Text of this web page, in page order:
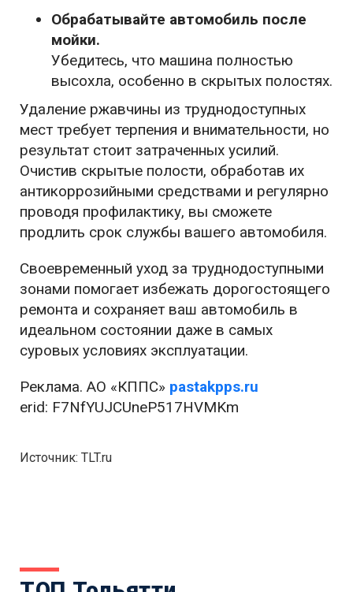
Обрабатывайте автомобиль после
мойки.
Убедитесь, что машина полностью
высохла, особенно в скрытых полостях.
Удаление ржавчины из труднодоступных
мест требует терпения и внимательности, но
результат стоит затраченных усилий.
Очистив скрытые полости, обработав их
антикоррозийными средствами и регулярно
проводя профилактику, вы сможете
продлить срок службы вашего автомобиля.
Своевременный уход за труднодоступными
зонами помогает избежать дорогостоящего
ремонта и сохраняет ваш автомобиль в
идеальном состоянии даже в самых
суровых условиях эксплуатации.
Реклама. АО «КППС» pastakpps.ru
erid: F7NfYUJCUneP517HVMKm
Источник: TLT.ru